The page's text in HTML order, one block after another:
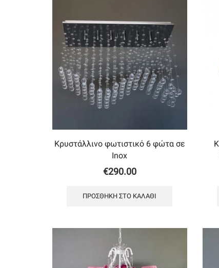
Κρυστάλλινο φωτιστικό 6 φώτα σε
Inox
€290.00
ΠΡΟΣΘΉΚΗ ΣΤΟ ΚΑΛΆΘΙ